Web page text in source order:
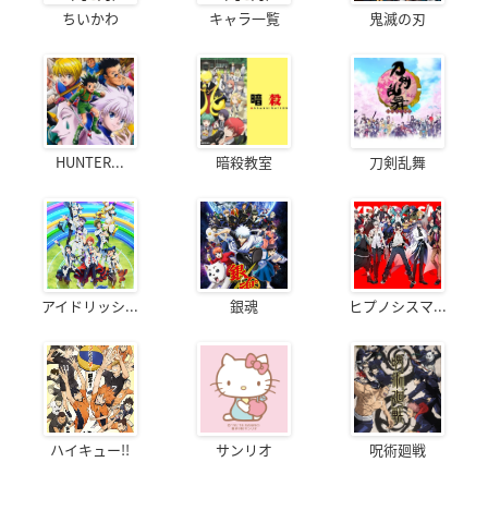
ちいかわ キャラ一覧 鬼滅の刃
HUNTER... 暗殺教室 刀剣乱舞
アイドリッシ... 銀魂 ヒプノシスマ...
ハイキュー!! サンリオ 呪術廻戦